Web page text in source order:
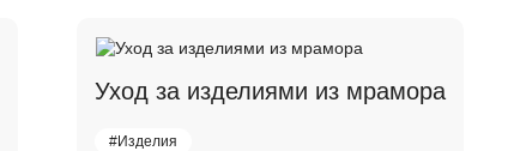
Уход за изделиями из мрамора
#Изделия